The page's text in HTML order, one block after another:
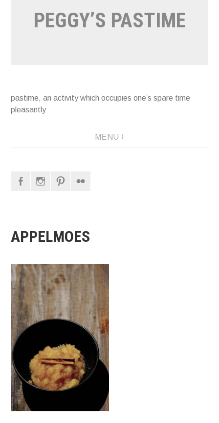
PEGGY’S PASTIME
pastime, an activity which occupies one’s spare time
pleasantly
MENU
FacebookInstagram
APPELMOES